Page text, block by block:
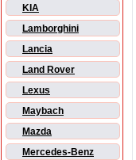
KIA
Lamborghini
Lancia
Land Rover
Lexus
Maybach
Mazda
Mercedes-Benz